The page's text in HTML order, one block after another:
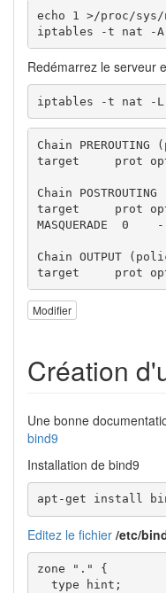
echo 1 >/proc/
iptables -t nat -A
Redémarrez le serveur
iptables -t nat -L
Chain PREROUTING
target     prot
Chain
target     prot
MASQUERADE  0
Chain OUTPUT
target     prot
Modifier
Création
Une bonne
bind9
Installation de bind9
apt-get install
Editez le fichier /etc/
zone "." {
  type hint;